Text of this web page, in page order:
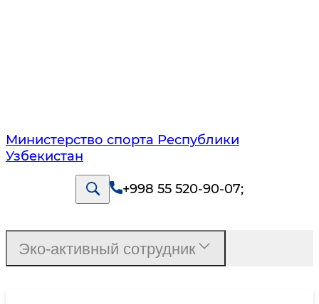
Министерство спорта Республики
Узбекистан
+998 55 520-90-07;
Эко-активный сотрудник